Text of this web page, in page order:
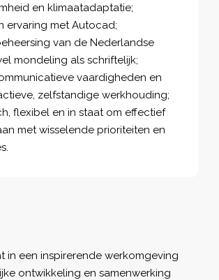
in een inspirerende werkomgeving
ontwikkeling en samenwerking
en klimaatadaptatie;
ervaring met Autocad;
van de Nederlandse
mondeling als schriftelijk;
vaardigheden en
zelfstandige werkhouding;
flexibel en in staat om effectief
met wisselende prioriteiten en